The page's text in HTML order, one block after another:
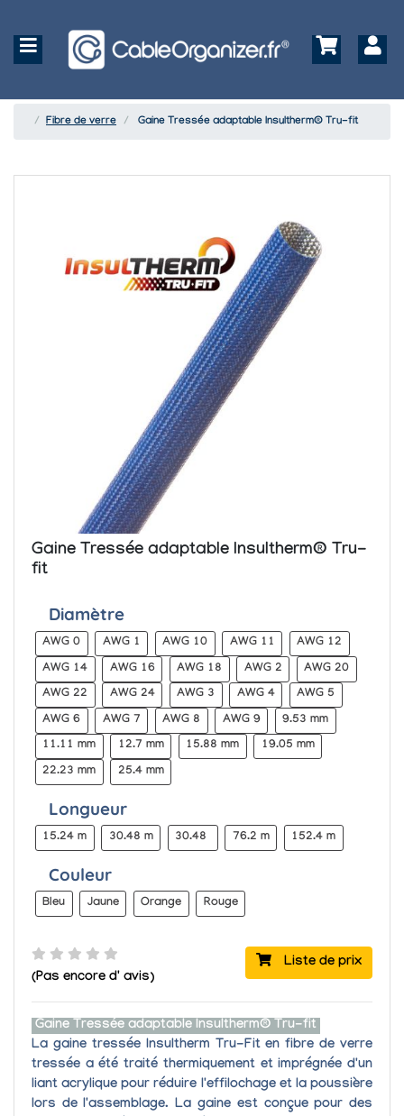
Fibre de verre Gaine Tressée adaptable Insultherm® Tru-fit
Gaine Tressée adaptable Insultherm® Tru-
fit
Diamètre
AWG 0 AWG 1 AWG 10 AWG 11
AWG 12
AWG 14
AWG 16 AWG 18 AWG 2
AWG 20
AWG 22
AWG 24 AWG 3 AWG 4
AWG 5
AWG 6
AWG 7 AWG 8 AWG 9
9.53 mm
11.11 mm
12.7 mm 15.88 mm
19.05 mm
22.23 mm
25.4 mm
Longueur
15.24 m 30.48 m 30.48 76.2 m 152.4 m
Couleur
Bleu Jaune Orange Rouge
Liste de prix
(Pas encore d' avis)
Gaine Tressée adaptable Insultherm® Tru-fit
La gaine tressée Insultherm Tru-Fiten fibre de verre
tressée a été traité thermiquementet imprégnée d'un
liant acrylique pourréduire l'effilochage et la poussière
lors de l'assemblage. La gaine est conçue pour des